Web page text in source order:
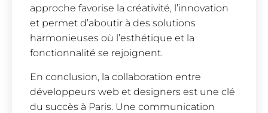
approche favorise la créativité, l’innovation
et permet d’aboutir à des solutions
harmonieuses où l’esthétique et la
fonctionnalité se rejoignent.
En conclusion, la collaboration entre
développeurs web et designers est une clé
du succès à Paris. Une communication